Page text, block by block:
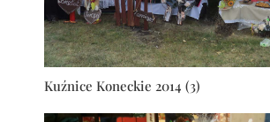
Kuźnice Koneckie 2014 (3)